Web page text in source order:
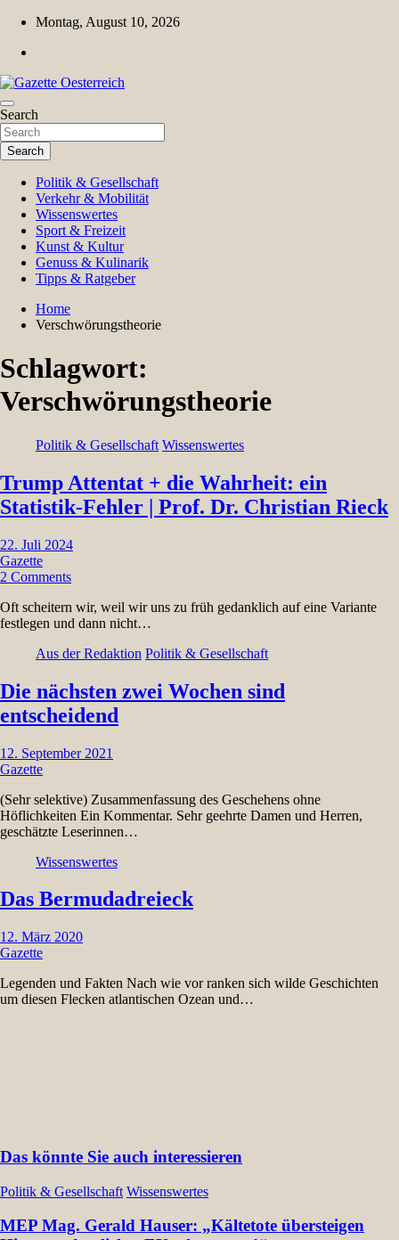
Skip
content
Montag, August 10, 2026
Gazette Oesterreich
Magazin für Freizeit, Politik, Kultur & Wissenschaft
Search
Search
Politik & Gesellschaft
Verkehr & Mobilität
Wissenswertes
Sport & Freizeit
Kunst & Kultur
Genuss & Kulinarik
Tipps & Ratgeber
Home
Verschwörungstheorie
Schlagwort:
Verschwörungstheorie
Politik & Gesellschaft Wissenswertes
Trump Attentat + die Wahrheit: ein
Statistik-Fehler | Prof. Dr. Christian Rieck
22. Juli 2024
Gazette
2 Comments
Oft scheitern wir, weil wir uns zu früh gedanklich auf eine Variante
festlegen und dann nicht…
Aus der Redaktion Politik & Gesellschaft
Die nächsten zwei Wochen sind
entscheidend
12. September 2021
Gazette
(Sehr selektive) Zusammenfassung des Geschehens ohne
Höflichkeiten Ein Kommentar. Sehr geehrte Damen und Herren,
geschätzte Leserinnen…
Wissenswertes
Das Bermudadreieck
12. März 2020
Gazette
Legenden und Fakten Nach wie vor ranken sich wilde Geschichten
um diesen Flecken atlantischen Ozean und…
Das könnte Sie auch interessieren
Politik & Gesellschaft Wissenswertes
MEP Mag. Gerald Hauser: „Kältetote übersteigen